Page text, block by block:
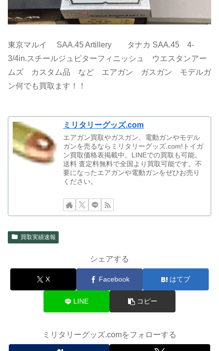
東京マルイ SAA.45 Artillery タナカ SAA.45 4-
3/4in.スチールジュピターフィニッシュ ウエスタンアー
ムズ カスタム品 など エアガン ガスガン モデルガ
ン何でも買取ます！！
ミリタリーグッズ.com
エアガン買取やガスガン、電動ガンやモデル
ガンを売るならミリタリーグッズ.com!トイガ
ン買取価格表掲載中。LINEでの買取も可能。
送料 査定料無料で全国より買取可能です。不
要になったエアガンや電動ガンをぜひお売り
ください。
買取実績速報
シェアする
X Facebook はてブ
LINE コピー
ミリタリーグッズ.comをフォローする